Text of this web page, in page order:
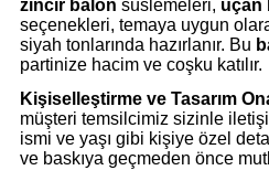
zincir balon süslemeleri, uçan
seçenekleri, temaya uygun
siyah tonlarında hazırlanır. Bu
partinize hacim ve coşku katılır.
Kişiselleştirme ve Tasarım
müşteri temsilcimiz sizinle
ismi ve yaşı gibi kişiye özel
ve baskıya geçmeden önce